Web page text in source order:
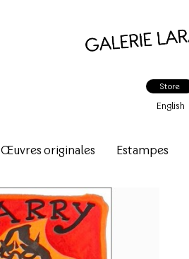
Store
English
Œuvres originales Estampes